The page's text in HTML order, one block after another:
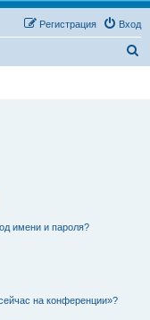
Вход
Регистрация
имени и пароля?
на конференции»?